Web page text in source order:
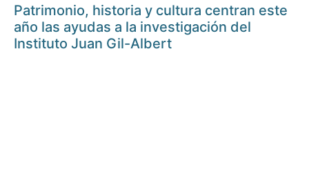
Patrimonio, historia y cultura centran este
año las ayudas a la investigación del
Instituto Juan Gil-Albert